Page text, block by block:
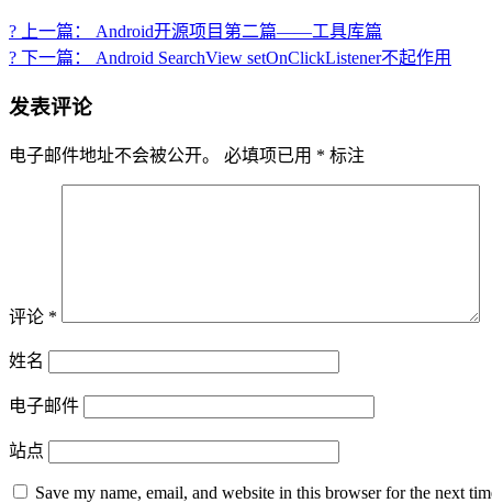
? 上一篇： Android开源项目第二篇——工具库篇
? 下一篇： Android SearchView setOnClickListener不起作用
发表评论
电子邮件地址不会被公开。 必填项已用 * 标注
评论 *
姓名
电子邮件
站点
Save my name, email, and website in this browser for the next